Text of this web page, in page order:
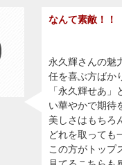
なんて素敵！！
永久輝さんの魅
任を喜ぶ方ばか
「永久輝せあ」
い華やかで期待
美しさはもちろ
どれを取っても
この方がトップ